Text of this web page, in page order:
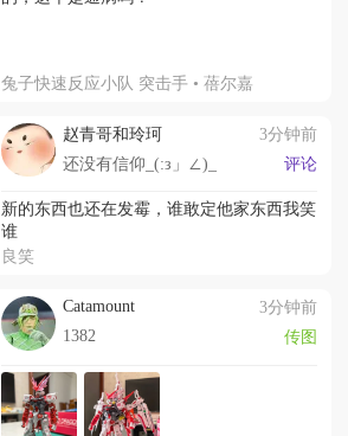
兔子快速反应小队 突击手 • 蓓尔嘉
赵青哥和玲珂
3分钟前
还没有信仰_(:з」∠)_
评论
新的东西也还在发霉，谁敢定他家东西我笑
谁
良笑
Catamount
3分钟前
1382
传图